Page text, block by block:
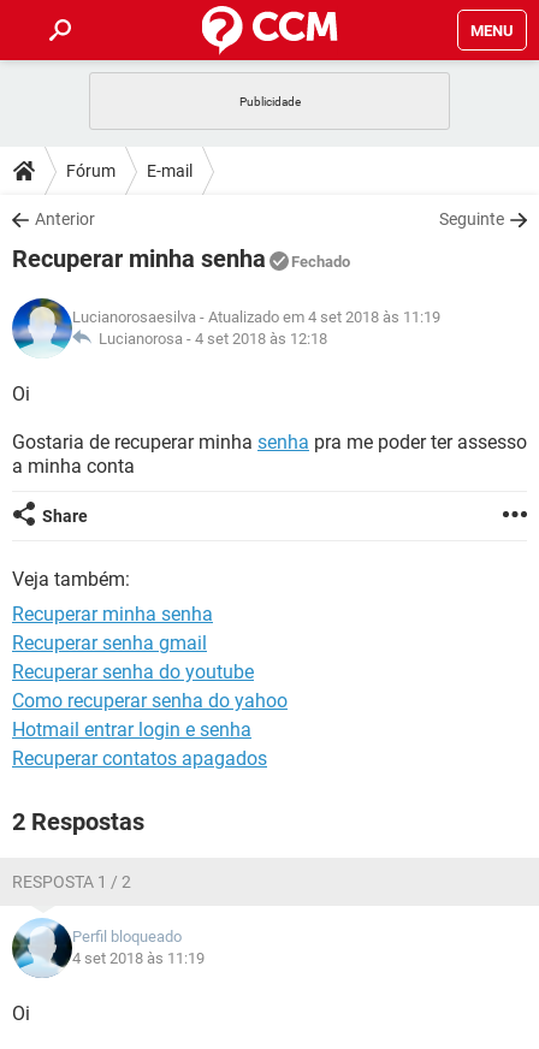
MENU
CELULAR
OUTLOOK
INSTAGRAM GMAIL
GUIA DE COMPRAS
DICAS
JOGOS
INSTAGRAM GMAIL
GUIA DE COMPRAS
DOWNLOADS
JOGOS WHATSAPP
CELULAR
OUTLOOK EXCEL
INSTAGRAM
FÓRUM
JOGOS WHATSAPP
CELULAR
OUTLOOK
INSTAGRAM GMAIL
GLOSSÁRIO
JOGOS
OUTLOOK
INSTAGRAM
Fórum E-mail
Anterior Seguinte
Recuperar minha senha Fechado
Lucianorosaesilva - Atualizado em 4 set 2018 às 11:19
Lucianorosa - 4 set 2018 às 12:18
Oi
Gostaria de recuperar minha senha pra me poder ter assesso
a minha conta
Share
Veja também:
Recuperar minha senha
Recuperar senha gmail
Recuperar senha do youtube
Como recuperar senha do yahoo
Hotmail entrar login e senha
Recuperar contatos apagados
2 Respostas
RESPOSTA 1 / 2
Perfil bloqueado
4 set 2018 às 11:19
Oi